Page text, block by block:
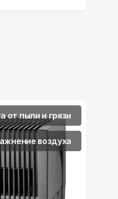
от пыли и грязи
воздуха